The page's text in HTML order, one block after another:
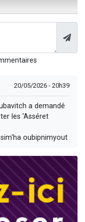
20/05/2026 - 20h39
a demandé
les 'Asséret
oubipnimyout